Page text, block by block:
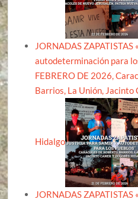
JORNADAS
autodeterminación para
FEBRERO DE 2026,
Barrios, La Unión, Jacinto
Hidalgo
JORNADAS